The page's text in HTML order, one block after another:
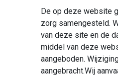
De op deze website
zorg samengesteld.
van deze site en de
middel van deze
aangeboden.
aangebracht.Wij